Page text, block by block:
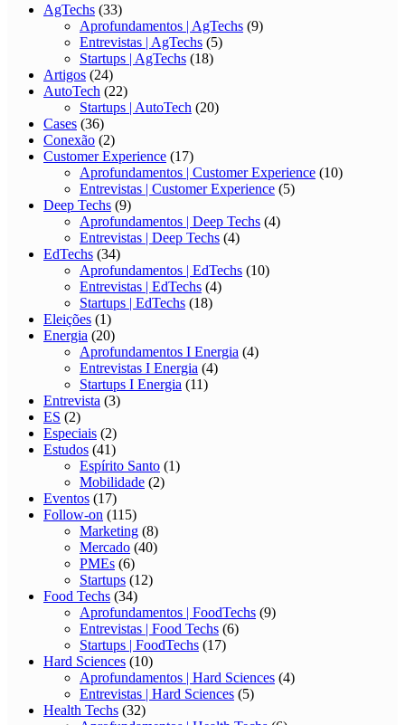
AgTechs (33)
Aprofundamentos | AgTechs (9)
Entrevistas | AgTechs (5)
Startups | AgTechs (18)
Artigos (24)
AutoTech (22)
Startups | AutoTech (20)
Cases (36)
Conexão (2)
Customer Experience (17)
Aprofundamentos | Customer Experience (10)
Entrevistas | Customer Experience (5)
Deep Techs (9)
Aprofundamentos | Deep Techs (4)
Entrevistas | Deep Techs (4)
EdTechs (34)
Aprofundamentos | EdTechs (10)
Entrevistas | EdTechs (4)
Startups | EdTechs (18)
Eleições (1)
Energia (20)
Aprofundamentos I Energia (4)
Entrevistas I Energia (4)
Startups I Energia (11)
Entrevista (3)
ES (2)
Especiais (2)
Estudos (41)
Espírito Santo (1)
Mobilidade (2)
Eventos (17)
Follow-on (115)
Marketing (8)
Mercado (40)
PMEs (6)
Startups (12)
Food Techs (34)
Aprofundamentos | FoodTechs (9)
Entrevistas | Food Techs (6)
Startups | FoodTechs (17)
Hard Sciences (10)
Aprofundamentos | Hard Sciences (4)
Entrevistas | Hard Sciences (5)
Health Techs (32)